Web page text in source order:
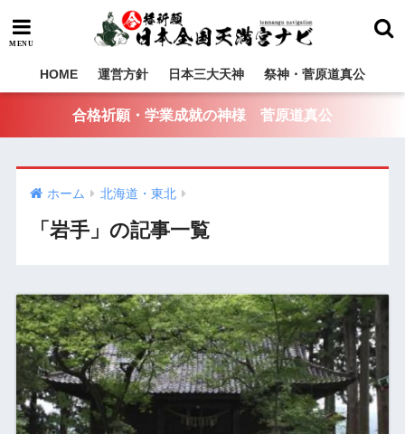
HOME 運営方針 日本三大天神 祭神・菅原道真公
合格祈願・学業成就の神様 菅原道真公
ホーム 北海道・東北
「岩手」の記事一覧